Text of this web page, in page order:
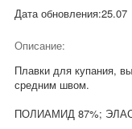
Дата обновления:25.07
Описание:
Плавки для купания,
средним швом.
ПОЛИАМИД 87%;